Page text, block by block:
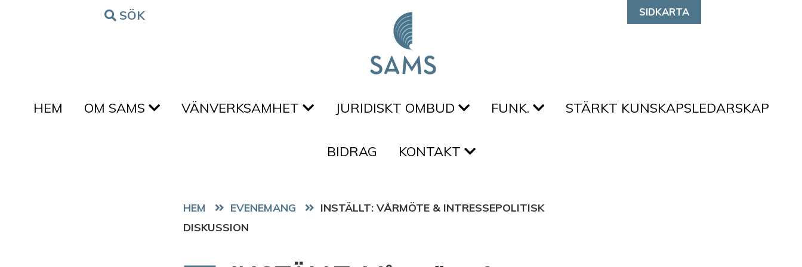
Hoppa till innehålletSÖK SIDKARTA
HEM OM SAMS VÄNVERKSAMHET JURIDISKT OMBUD FUNK. STÄRKT KUNSKAPSLEDARSKAP
BIDRAG KONTAKT
HEM EVENEMANG
INSTÄLLT: VÅRMÖTE & INTRESSEPOLITISK
DISKUSSION